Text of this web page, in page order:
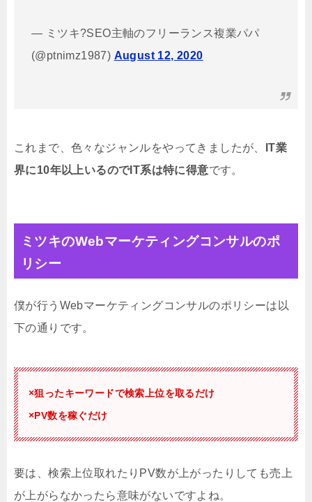
— ミツキ?SEO主軸のフリーランス複業パパ
(@ptnimz1987) August 12, 2020
これまで、色々なジャンルをやってきましたが、
IT業
界に10年以上いるのでIT系は特に得意です。
ミツキのWebマーケティングコンサルのポ
リシー
僕が行うWebマーケティングコンサルのポリシーは以
下の通りです。
×狙ったキーワードで検索上位を取るだけ
×PV数を稼ぐだけ
要は、検索上位取れたりPV数が上がったりしても売上
が上がらなかったら意味がないですよね。